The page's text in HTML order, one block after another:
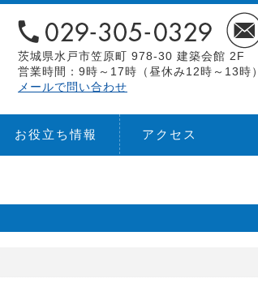
茨城県水戸市笠原町 978-30 建築会館 2F
営業時間：9時～17時（昼休み12時～13時）
メールで問い合わせ
お役立ち情報 アクセス